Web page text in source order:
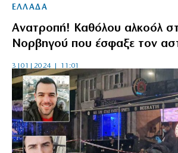
ΕΛΛΑΔΑ
Ανατροπή! Καθόλου αλκοόλ
Νορβηγού που έσφαξε τον
3|01|2024 | 11:01